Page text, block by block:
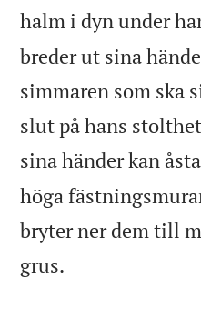
halm i dyn under
breder ut sina
simmaren som ska
slut på hans
sina händer kan
höga
bryter ner dem till
grus.